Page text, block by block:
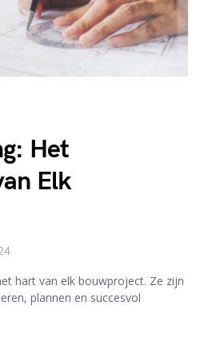
Het
Elk
hart van elk bouwproject. Ze zijn
plannen en succesvol